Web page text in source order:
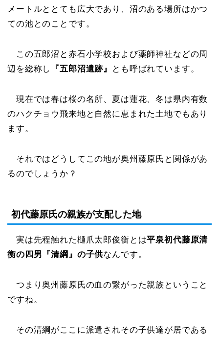
メートルととても広大であり、沼のある場所はかつ
ての池とのことです。
この五郎沼と赤石小学校および薬師神社などの周
辺を総称し
『五郎沼遺跡』 とも呼ばれています。
現在では春は桜の名所、夏は蓮花、冬は県内有数
のハクチョウ飛来地と自然に恵まれた土地でもあり
ます。
それではどうしてこの地が奥州藤原氏と関係があ
るのでしょうか？
初代藤原氏の親族が支配した地
実は先程触れた樋爪太郎俊衡とは平泉初代藤原清
衡の四男『清綱』の子供なんです。
つまり奥州藤原氏の血の繋がった親族ということ
ですね。
その清綱がここに派遣されその子供達が居である